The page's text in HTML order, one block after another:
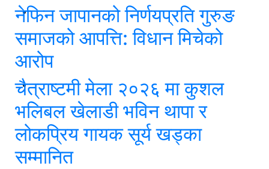
नेफिन जापानको निर्णयप्रति गुरुङ
समाजको आपत्ति: विधान मिचेको
आरोप
चैत्राष्टमी मेला २०२६ मा कुशल
भलिबल खेलाडी भविन थापा र
लोकप्रिय गायक सूर्य खड्का
सम्मानित